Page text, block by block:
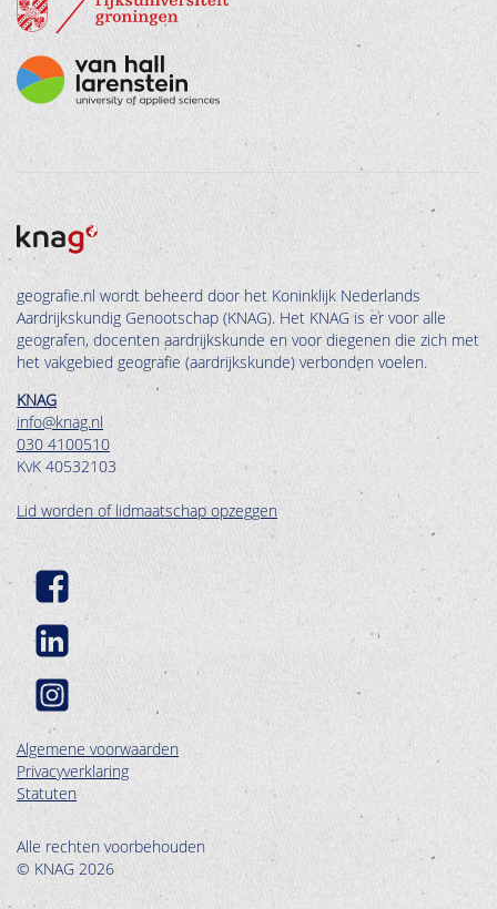
geografie.nl wordt beheerd door het Koninklijk Nederlands
Aardrijkskundig Genootschap (KNAG). Het KNAG is er voor alle
geografen, docenten aardrijkskunde en voor diegenen die zich met
het vakgebied geografie (aardrijkskunde) verbonden voelen.
KNAG
info@knag.nl
030 4100510
KvK 40532103
Lid worden of lidmaatschap opzeggen
Algemene voorwaarden
Privacyverklaring
Statuten
Alle rechten voorbehouden
© KNAG 2026